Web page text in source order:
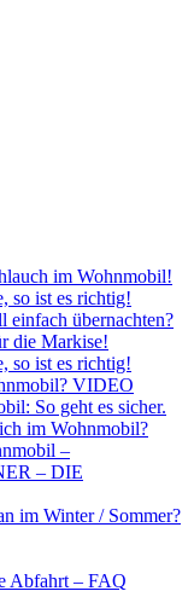
im Wohnmobil!
so ist es richtig!
übernachten?
die Markise!
so ist es richtig!
VIDEO
So geht es sicher.
im Wohnmobil?
–
– DIE
im Winter / Sommer?
Abfahrt – FAQ